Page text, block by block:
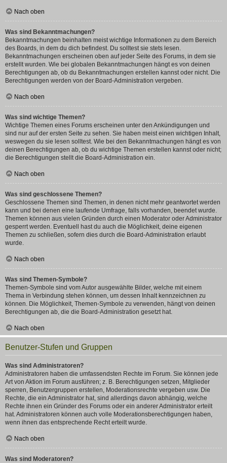
Nach oben
Was sind Bekanntmachungen?
Bekanntmachungen beinhalten meist wichtige Informationen zu dem Bereich
des Boards, in dem du dich befindest. Du solltest sie stets lesen.
Bekanntmachungen erscheinen oben auf jeder Seite des Forums, in dem sie
erstellt wurden. Wie bei globalen Bekanntmachungen hängt es von deinen
Berechtigungen ab, ob du Bekanntmachungen erstellen kannst oder nicht. Die
Berechtigungen werden von der Board-Administration vergeben.
Nach oben
Was sind wichtige Themen?
Wichtige Themen eines Forums erscheinen unter den Ankündigungen und
sind nur auf der ersten Seite zu sehen. Sie haben meist einen wichtigen Inhalt,
weswegen du sie lesen solltest. Wie bei den Bekanntmachungen hängt es von
deinen Berechtigungen ab, ob du wichtige Themen erstellen kannst oder nicht;
die Berechtigungen stellt die Board-Administration ein.
Nach oben
Was sind geschlossene Themen?
Geschlossene Themen sind Themen, in denen nicht mehr geantwortet werden
kann und bei denen eine laufende Umfrage, falls vorhanden, beendet wurde.
Themen können aus vielen Gründen durch einen Moderator oder Administrator
gesperrt werden. Eventuell hast du auch die Möglichkeit, deine eigenen
Themen zu schließen, sofern dies durch die Board-Administration erlaubt
wurde.
Nach oben
Was sind Themen-Symbole?
Themen-Symbole sind vom Autor ausgewählte Bilder, welche mit einem
Thema in Verbindung stehen können, um dessen Inhalt kennzeichnen zu
können. Die Möglichkeit, Themen-Symbole zu verwenden, hängt von deinen
Berechtigungen ab, die die Board-Administration gesetzt hat.
Nach oben
Benutzer-Stufen und Gruppen
Was sind Administratoren?
Administratoren haben die umfassendsten Rechte im Forum. Sie können jede
Art von Aktion im Forum ausführen; z. B. Berechtigungen setzen, Mitglieder
sperren, Benutzergruppen erstellen, Moderationsrechte vergeben usw. Die
Rechte, die ein Administrator hat, sind allerdings davon abhängig, welche
Rechte ihnen ein Gründer des Forums oder ein anderer Administrator erteilt
hat. Administratoren können auch volle Moderationsberechtigungen haben,
wenn ihnen das entsprechende Recht erteilt wurde.
Nach oben
Was sind Moderatoren?